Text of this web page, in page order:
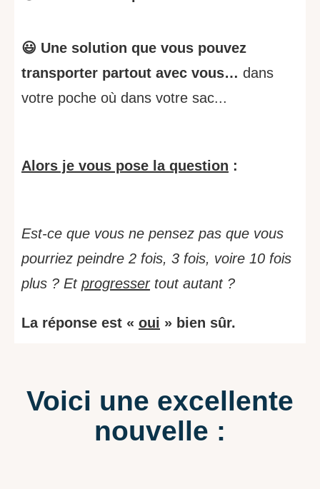
😃 Une solution que vous pouvez
transporter partout avec vous… dans
votre poche où dans votre sac...
Alors je vous pose la question :
Est-ce que vous ne pensez pas que vous
pourriez peindre 2 fois, 3 fois, voire 10 fois
plus ? Et progressertout autant ?
La réponse est « oui » bien sûr.
Voici une excellente
nouvelle :